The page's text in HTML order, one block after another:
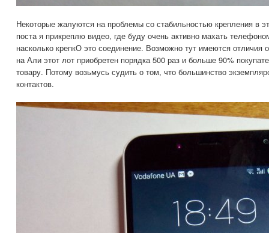
Некоторые жалуются на проблемы со стабильностью крепления в
поста я прикреплю видео, где буду очень активно махать
насколько крепкО это соединение. Возможно тут имеются отличия
на Али этот лот приобретен порядка 500 раз и больше 90%
товару. Потому возьмусь судить о том, что большинство
контактов.